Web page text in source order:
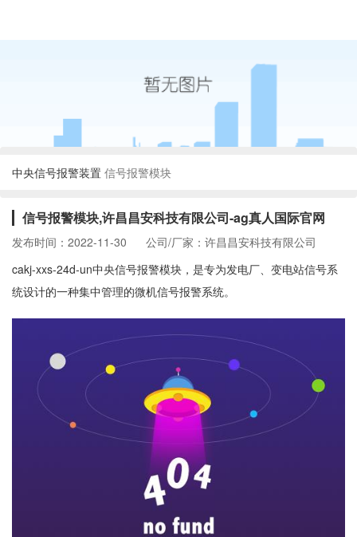
中央信号报警装置 信号报警模块
信号报警模块,许昌昌安科技有限公司-ag真人国际官网
发布时间：2022-11-30
公司/厂家：许昌昌安科技有限公司
cakj-xxs-24d-un中央信号报警模块，是专为发电厂、变电站信号系
统设计的一种集中管理的微机信号报警系统。